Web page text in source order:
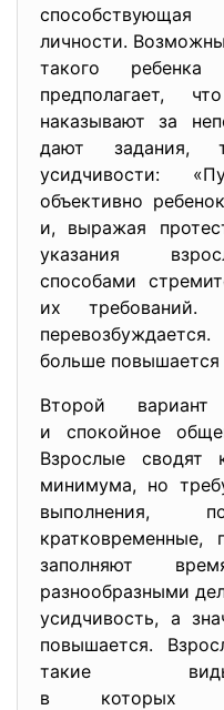
личности.
такого
предполагает,
наказывают за
дают задания,
усидчивости:
объективно
и, выражая
указания
способами
их требований.
больше повышается
Второй вариант
и спокойное
Взрослые сводят
минимума, но
заполняют
разнообразными
усидчивость, а
повышается.
такие виды
в которых